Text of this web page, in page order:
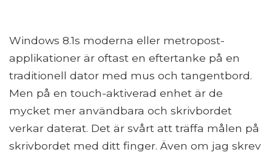
Windows 8.1s moderna eller metropost-
applikationer är oftast en eftertanke på en
traditionell dator med mus och tangentbord.
Men på en touch-aktiverad enhet är de
mycket mer användbara och skrivbordet
verkar daterat. Det är svårt att träffa målen på
skrivbordet med ditt finger. Även om jag skrev